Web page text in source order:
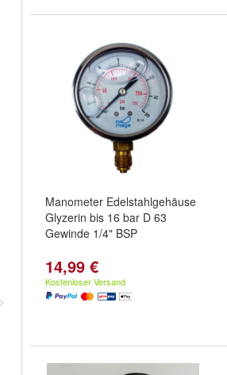
Manometer Edelstahlgehäuse
Glyzerin bis 16 bar D 63
Gewinde 1/4" BSP
14,99 €
Kostenloser Versand